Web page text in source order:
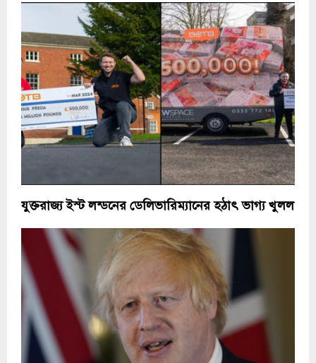
যুক্তরাজ্য ইস্ট লন্ডনের ডেলিভারিম্যানের হঠাৎ ভাগ্য খুলল